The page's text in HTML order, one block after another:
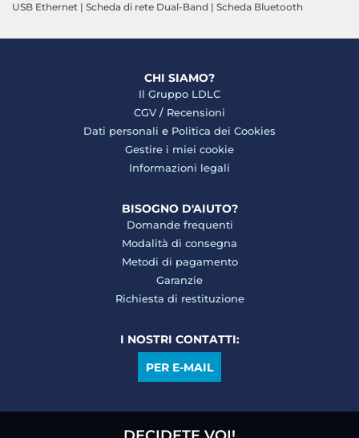
USB Ethernet | Scheda di rete Dual-Band | Scheda Bluetooth
CHI SIAMO?
Il Gruppo LDLC
CGV / Recensioni
Dati personali e Politica dei Cookies
Gestire i miei cookie
Informazioni legali
BISOGNO D'AIUTO?
Domande frequenti
Modalità di consegna
Metodi di pagamento
Garanzie
Richiesta di restituzione
I NOSTRI CONTATTI:
PER E-MAIL